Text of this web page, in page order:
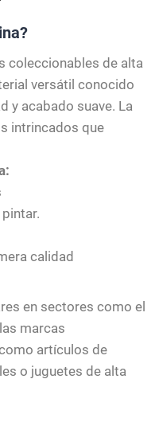
coleccionables de alta
versátil conocido
y acabado suave. La
intrincados que
calidad
en sectores como el
marcas
artículos de
o juguetes de alta